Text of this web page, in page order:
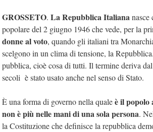
GROSSETO. La Repubblica Italiananasce
popolare del 2 giugno 1946 che vede, per la
donne al voto, quando gli italiani tra
scelgono in un clima di tensione, la
pubblica, cioè cosa di tutti. Il termine deriva
secoli è stato usato anche nel senso di Stato.
È una forma di governo nella qualeè il popolo
non è più nelle mani di una sola persona.
la Costituzione che definisce la repubblica